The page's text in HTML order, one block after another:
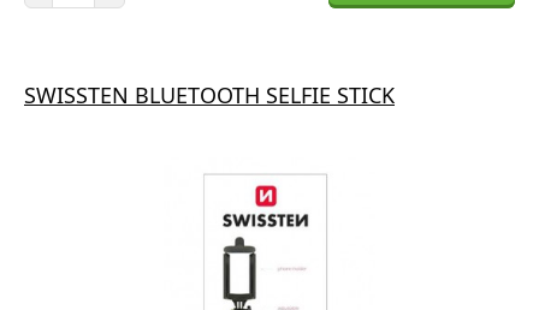
SWISSTEN BLUETOOTH SELFIE STICK